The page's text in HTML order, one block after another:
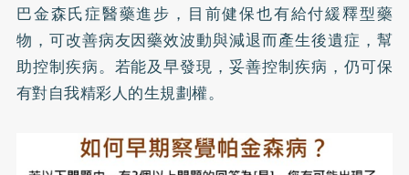
巴金森氏症醫藥進步，目前健保也有給付緩釋型藥
物，可改善病友因藥效波動與減退而產生後遺症，幫
助控制疾病。若能及早發現，妥善控制疾病，仍可保
有對自我精彩人的生規劃權。